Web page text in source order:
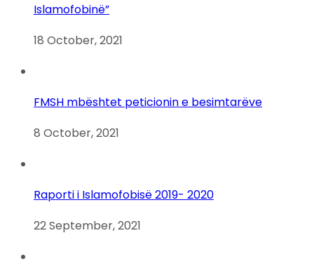
Islamofobinë”
18 October, 2021
FMSH mbështet peticionin e besimtarëve
8 October, 2021
Raporti i Islamofobisë 2019- 2020
22 September, 2021